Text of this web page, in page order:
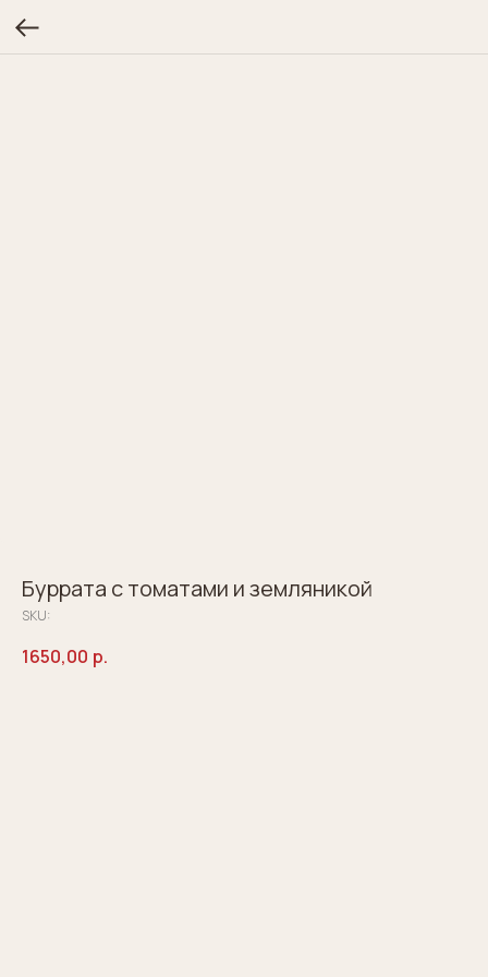
Буррата с томатами и земляникой
SKU:
1650,00 р.